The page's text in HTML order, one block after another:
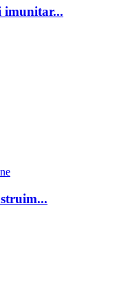
imunitar...